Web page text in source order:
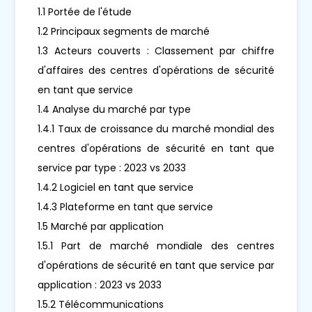
1.1 Portée de l'étude
1.2 Principaux segments de marché
1.3 Acteurs couverts : Classement par chiffre
d'affaires des centres d'opérations de sécurité
en tant que service
1.4 Analyse du marché par type
1.4.1 Taux de croissance du marché mondial des
centres d'opérations de sécurité en tant que
service par type : 2023 vs 2033
1.4.2 Logiciel en tant que service
1.4.3 Plateforme en tant que service
1.5 Marché par application
1.5.1 Part de marché mondiale des centres
d'opérations de sécurité en tant que service par
application : 2023 vs 2033
1.5.2 Télécommunications